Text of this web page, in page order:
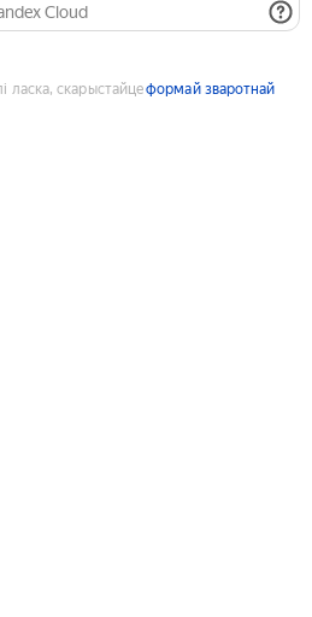
Cloud
ласка, скарыстайцеформай зваротнай